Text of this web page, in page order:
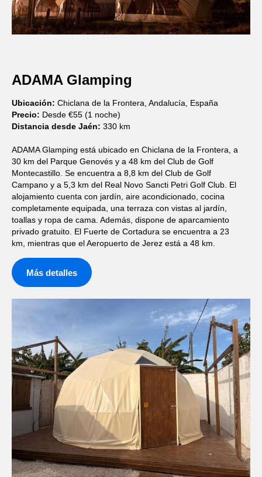
ADAMA Glamping
Ubicación: Chiclana de la Frontera, Andalucía, España
Precio: Desde €55 (1 noche)
Distancia desde Jaén: 330 km
ADAMA Glamping está ubicado en Chiclana de la Frontera, a
30 km del Parque Genovés y a 48 km del Club de Golf
Montecastillo. Se encuentra a 8,8 km del Club de Golf
Campano y a 5,3 km del Real Novo Sancti Petri Golf Club. El
alojamiento cuenta con jardín, aire acondicionado, cocina
completamente equipada, una terraza con vistas al jardín,
toallas y ropa de cama. Además, dispone de aparcamiento
privado gratuito. El Fuerte de Cortadura se encuentra a 23
km, mientras que el Aeropuerto de Jerez está a 48 km.
Más detalles